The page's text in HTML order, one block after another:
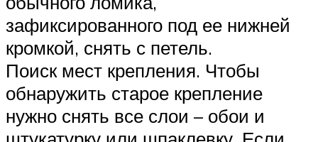
зафиксированного под ее нижней
кромкой, снять с петель.
Поиск мест крепления. Чтобы
обнаружить старое крепление
нужно снять все слои – обои и